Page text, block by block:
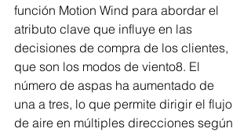
función Motion Wind para abordar el
atributo clave que influye en las
decisiones de compra de los clientes,
que son los modos de viento8. El
número de aspas ha aumentado de
una a tres, lo que permite dirigir el flujo
de aire en múltiples direcciones según